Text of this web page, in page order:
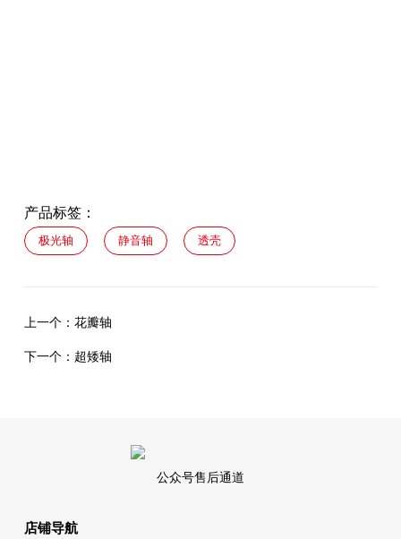
产品标签：
极光轴 静音轴 透壳
上一个： 花瓣轴
下一个： 超矮轴
公众号售后通道
店铺导航